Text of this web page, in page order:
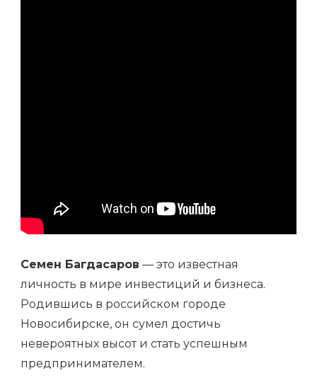
Семен Багдасаров — это известная
личность в мире инвестиций и бизнеса.
Родившись в российском городе
Новосибирске, он сумел достичь
невероятных высот и стать успешным
предпринимателем.